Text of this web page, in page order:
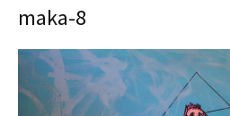
maka-8